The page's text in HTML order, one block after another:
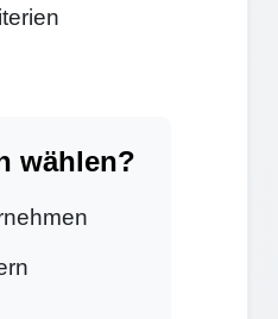
wählen?